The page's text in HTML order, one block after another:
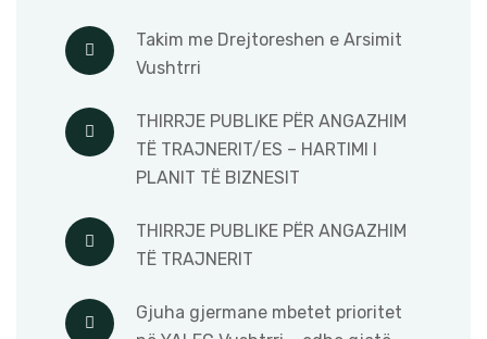
Takim me Drejtoreshen e Arsimit
Vushtrri
THIRRJE PUBLIKE PËR ANGAZHIM
TË TRAJNERIT/ES – HARTIMI I
PLANIT TË BIZNESIT
THIRRJE PUBLIKE PËR ANGAZHIM
TË TRAJNERIT
Gjuha gjermane mbetet prioritet